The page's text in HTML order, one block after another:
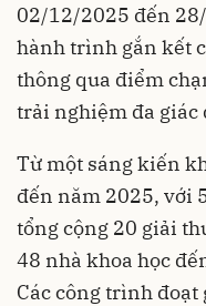
02/12/2025 đến
hành trình gắn kết
thông qua điểm
trải nghiệm đa giác
Từ một sáng kiến
đến năm 2025, với
tổng cộng 20 giải
48 nhà khoa học
Các công trình đoạt